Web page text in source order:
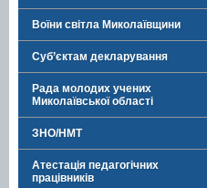
Воїни світла Миколаївщини
Суб’єктам декларування
Рада молодих учених
Миколаївської області
ЗНО/НМТ
Атестація педагогічних
працівників